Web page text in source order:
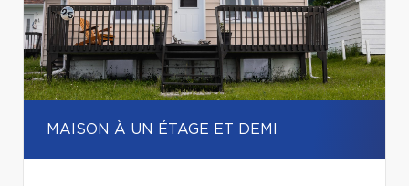
MAISON À UN ÉTAGE ET DEMI